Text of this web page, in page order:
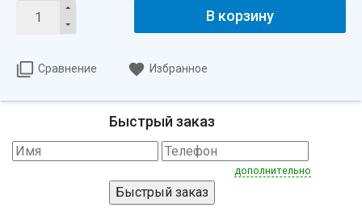
В корзину
Сравнение Избранное
Быстрый заказ
дополнительно